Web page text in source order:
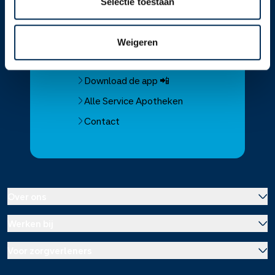
Weigeren
ServiceApotheek
Service Apotheek home
Vind je apotheek
Download de app 📲
Alle Service Apotheken
Contact